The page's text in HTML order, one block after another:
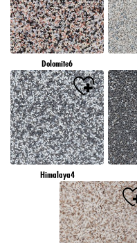
Dolomite6
Himalaya4